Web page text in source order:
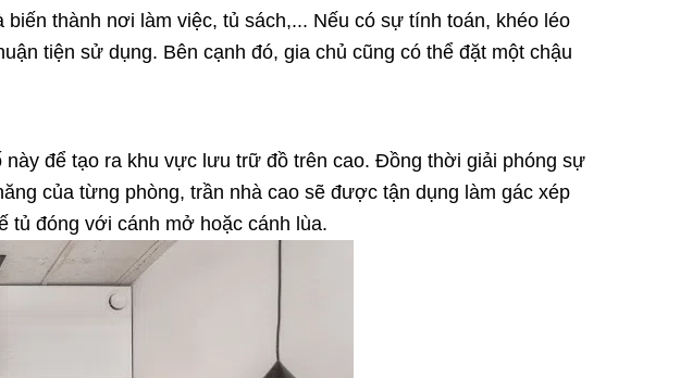
thành nơi làm việc, tủ sách,... Nếu có sự tính toán, khéo léo
tiện sử dụng. Bên cạnh đó, gia chủ cũng có thể đặt một chậu
để tạo ra khu vực lưu trữ đồ trên cao. Đồng thời giải phóng sự
của từng phòng, trần nhà cao sẽ được tận dụng làm gác xép
tủ đóng với cánh mở hoặc cánh lùa.